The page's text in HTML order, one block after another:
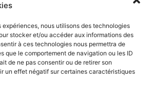
expériences, nous utilisons des technologies
stocker et/ou accéder aux informations des
à ces technologies nous permettra de
que le comportement de navigation ou les ID
de ne pas consentir ou de retirer son
un effet négatif sur certaines caractéristiques